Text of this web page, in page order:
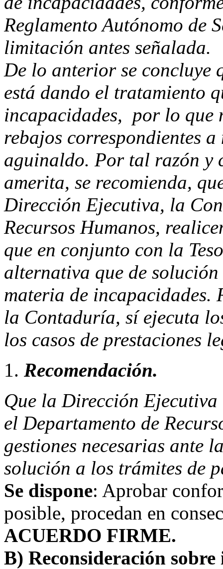
Reglamento Autónomo de
limitación antes señalada.
De lo anterior se concluye
está dando el tratamiento
incapacidades, por lo que
rebajos correspondientes
aguinaldo. Por tal razón y
amerita, se recomienda,
Dirección Ejecutiva, la
Recursos Humanos,
que en conjunto con la
alternativa que de solución
materia de incapacidades.
la Contaduría, sí ejecuta
los casos de prestaciones
Recomendación.
Que la Dirección
el Departamento de
gestiones necesarias ante
solución a los trámites de
Se dispone: Aprobar
posible, procedan en
ACUERDO FIRME.
B) Reconsideración